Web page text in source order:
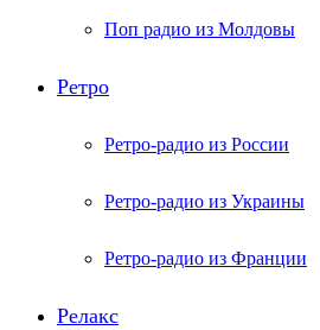
Поп радио из Молдовы
Ретро
Ретро-радио из России
Ретро-радио из Украины
Ретро-радио из Франции
Релакс